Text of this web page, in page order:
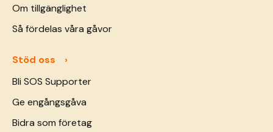
Om tillgänglighet
Så fördelas våra gåvor
Stöd oss
Bli SOS Supporter
Ge engångsgåva
Bidra som företag